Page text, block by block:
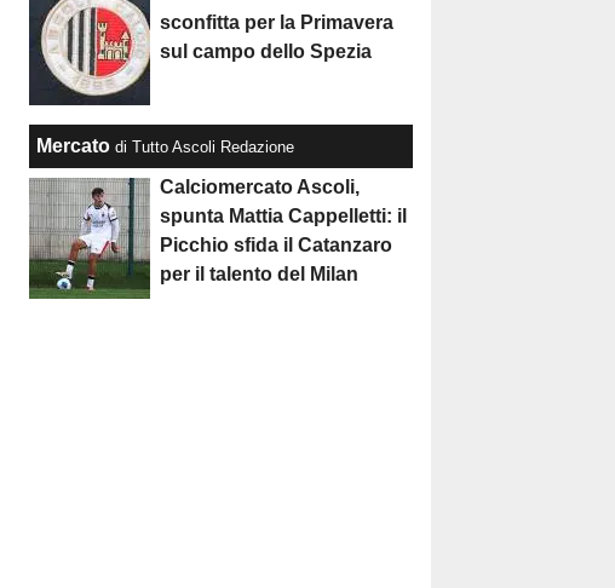
sconfitta per la Primavera
sul campo dello Spezia
Mercato di Tutto Ascoli Redazione
Calciomercato Ascoli,
spunta Mattia Cappelletti: il
Picchio sfida il Catanzaro
per il talento del Milan